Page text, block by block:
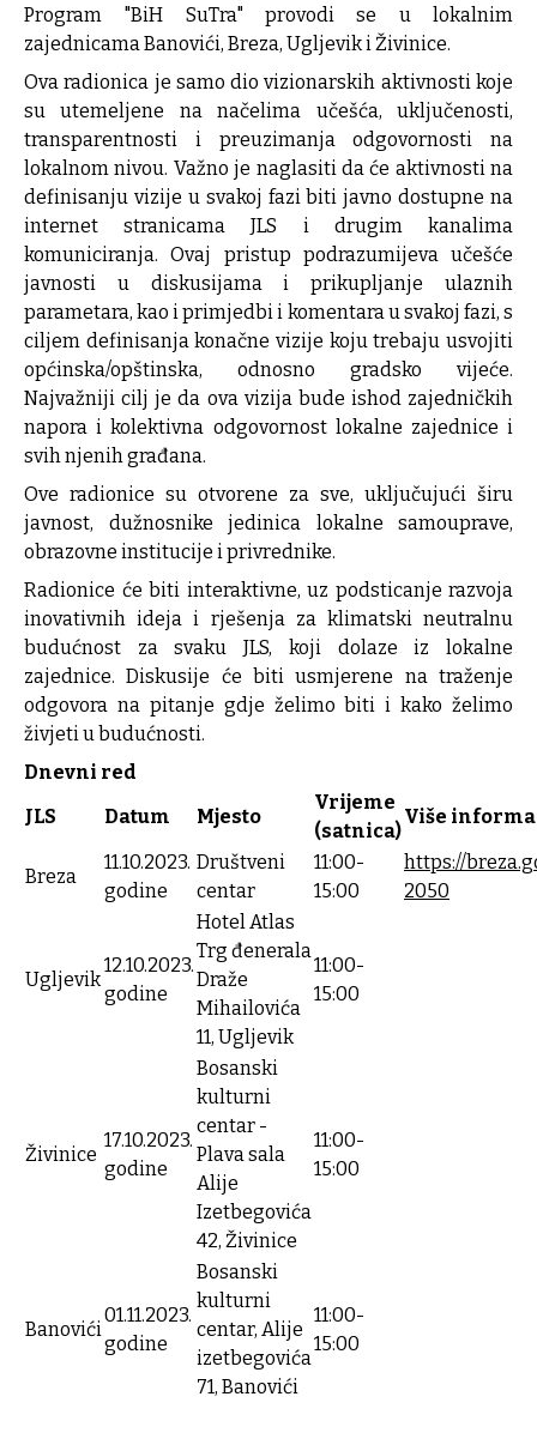
Program "BiH SuTra" provodi se u lokalnim
zajednicama Banovići, Breza, Ugljevik i Živinice.
Ova radionica je samo dio vizionarskih aktivnosti koje
su utemeljene na načelima učešća, uključenosti,
transparentnosti i preuzimanja odgovornosti na
lokalnom nivou. Važno je naglasiti da će aktivnosti na
definisanju vizije u svakoj fazi biti javno dostupne na
internet stranicama JLS i drugim kanalima
komuniciranja. Ovaj pristup podrazumijeva učešće
javnosti u diskusijama i prikupljanje ulaznih
parametara, kao i primjedbi i komentara u svakoj fazi, s
ciljem definisanja konačne vizije koju trebaju usvojiti
općinska/opštinska, odnosno gradsko vijeće.
Najvažniji cilj je da ova vizija bude ishod zajedničkih
napora i kolektivna odgovornost lokalne zajednice i
svih njenih građana.
Ove radionice su otvorene za sve, uključujući širu
javnost, dužnosnike jedinica lokalne samouprave,
obrazovne institucije i privrednike.
Radionice će biti interaktivne, uz podsticanje razvoja
inovativnih ideja i rješenja za klimatski neutralnu
budućnost za svaku JLS, koji dolaze iz lokalne
zajednice. Diskusije će biti usmjerene na traženje
odgovora na pitanje gdje želimo biti i kako želimo
živjeti u budućnosti.
Dnevni red
JLS
Datum Mjesto
Vrijeme
(satnica)
Više
Breza
11.10.2023.
godine
Društveni
centar
11:00-
15:00
https://
2050
Ugljevik
12.10.2023.
godine
Hotel Atlas
Trg đenerala
Draže
Mihailovića
11, Ugljevik
11:00-
15:00
Živinice
17.10.2023.
godine
Bosanski
kulturni
centar -
Plava sala
Alije
Izetbegovića
42, Živinice
11:00-
15:00
Banovići
01.11.2023.
godine
Bosanski
kulturni
centar, Alije
izetbegovića
71, Banovići
11:00-
15:00